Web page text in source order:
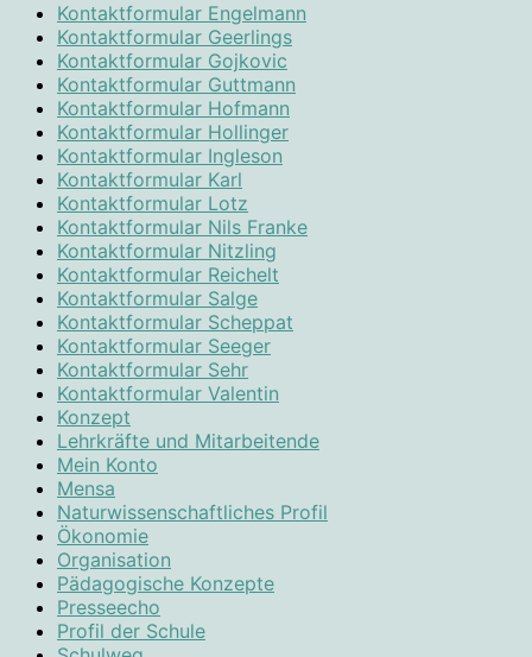
Kontaktformular Engelmann
Kontaktformular Geerlings
Kontaktformular Gojkovic
Kontaktformular Guttmann
Kontaktformular Hofmann
Kontaktformular Hollinger
Kontaktformular Ingleson
Kontaktformular Karl
Kontaktformular Lotz
Kontaktformular Nils Franke
Kontaktformular Nitzling
Kontaktformular Reichelt
Kontaktformular Salge
Kontaktformular Scheppat
Kontaktformular Seeger
Kontaktformular Sehr
Kontaktformular Valentin
Konzept
Lehrkräfte und Mitarbeitende
Mein Konto
Mensa
Naturwissenschaftliches Profil
Ökonomie
Organisation
Pädagogische Konzepte
Presseecho
Profil der Schule